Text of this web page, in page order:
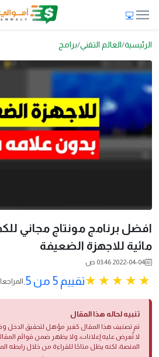
الرئيسية العالم التقني برامج
افضل برنامج مونتاج مجاني
مائية للاجهزة الضعيفة
2022-04-04 03:46 ص
تقييم 5 من 5. 2
تنبيه لحاله هذا المقال
تم تصنيف هذا المقال كغير مؤهل لتحقيق الدخل
لا تُعرض عليه إعلانات، ولا يظهر ضمن قوائم
المنصة، لكنه يظل متاحًا للقراءة من خلال رابطه